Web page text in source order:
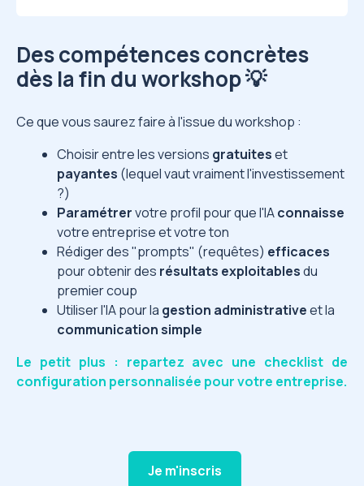
Des compétences concrètes
dès la fin du workshop 💡
Ce que vous saurez faire à l'issue du workshop :
Choisir entre les versions gratuiteset
payantes (lequel vaut vraiment l'investissement
?)
Paramétrervotre profil pour que l'IAconnaisse
votre entreprise et votre ton
Rédiger des "prompts" (requêtes) efficaces
pour obtenir des résultats exploitablesdu
premier coup
Utiliser l'IA pour la gestion administrativeet la
communication simple
Le petit plus : repartez avec une checklist de
configuration personnalisée pour votre entreprise.
Je m'inscris